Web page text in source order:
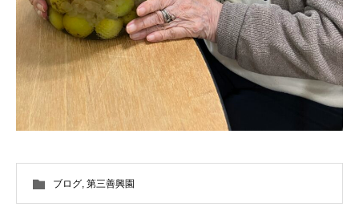
ブログ, 第三善興園